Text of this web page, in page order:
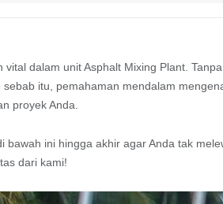
vital dalam unit Asphalt Mixing Plant.
itu, pemahaman mendalam
proyek Anda.
bawah ini hingga akhir agar Anda tak
dari kami!